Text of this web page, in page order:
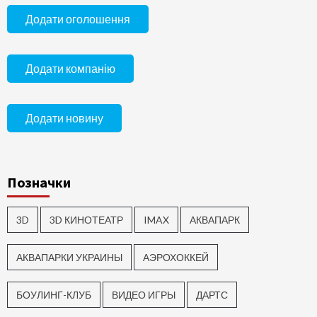
Додати оголошення
Додати компанію
Додати новину
Позначки
3D 3D КИНОТЕАТР IMAX АКВАПАРК
АКВАПАРКИ УКРАИНЫ АЭРОХОККЕЙ
БОУЛИНГ-КЛУБ ВИДЕО ИГРЫ ДАРТС